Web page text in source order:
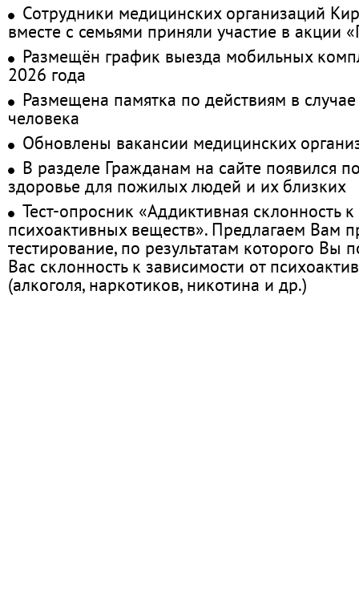
Сотрудники медицинских организаций
вместе с семьями приняли участие в акции
Размещён график выезда мобильных
2026 года
Размещена памятка по действиям в
человека
Обновлены вакансии медицинских
В разделе Гражданам на сайте появился
здоровье для пожилых людей и их близких
Тест-опросник «Аддиктивная склонность
психоактивных веществ». Предлагаем Вам
тестирование, по результатам которого Вы
Вас склонность к зависимости от
(алкоголя, наркотиков, никотина и др.)